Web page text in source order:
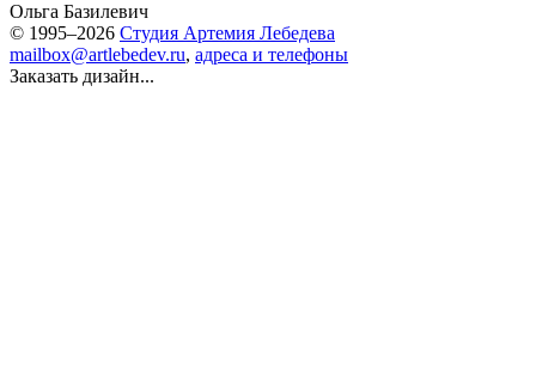
Ольга Базилевич
© 1995–2026 Студия Артемия Лебедева
mailbox@artlebedev.ru, адреса и телефоны
Заказать дизайн...